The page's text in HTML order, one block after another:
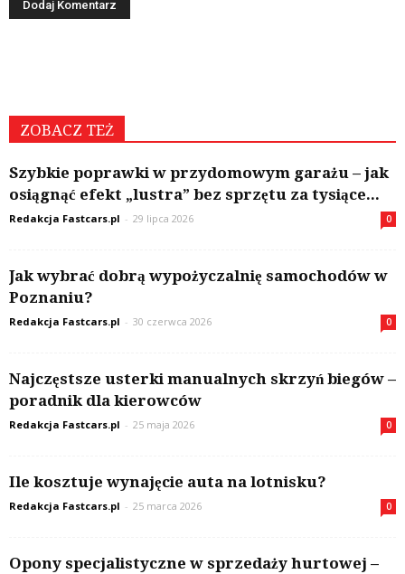
ZOBACZ TEŻ
Szybkie poprawki w przydomowym garażu – jak
osiągnąć efekt „lustra” bez sprzętu za tysiące...
Redakcja Fastcars.pl - 29 lipca 2026 0
Jak wybrać dobrą wypożyczalnię samochodów w
Poznaniu?
Redakcja Fastcars.pl - 30 czerwca 2026 0
Najczęstsze usterki manualnych skrzyń biegów –
poradnik dla kierowców
Redakcja Fastcars.pl - 25 maja 2026 0
Ile kosztuje wynajęcie auta na lotnisku?
Redakcja Fastcars.pl - 25 marca 2026 0
Opony specjalistyczne w sprzedaży hurtowej –